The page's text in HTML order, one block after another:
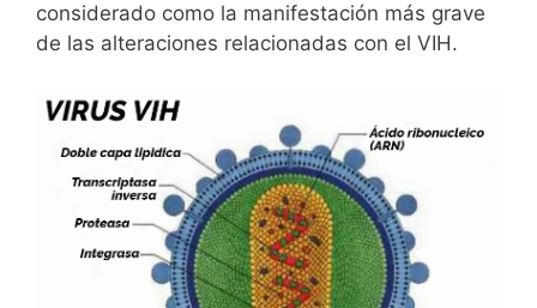
considerado como la manifestación más grave
de las alteraciones relacionadas con el VIH.